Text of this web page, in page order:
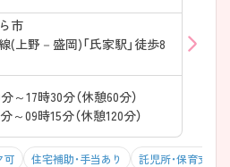
市
(上野－盛岡)「氏家駅」徒歩8
～17時30分（休憩60分）
～09時15分（休憩120分）
可 住宅補助・手当あり 託児所・保育支援